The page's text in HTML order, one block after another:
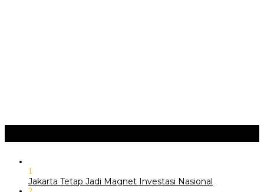
1
Jakarta Tetap Jadi Magnet Investasi Nasional